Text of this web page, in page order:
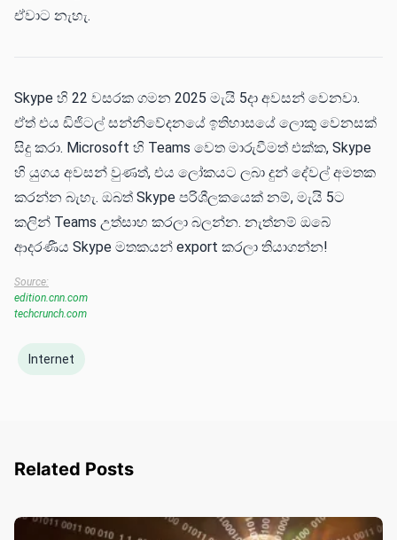
ඒවාට නැහැ.
Skype හි 22 වසරක ගමන 2025 මැයි 5දා අවසන් වෙනවා.
ඒත් එය ඩිජිටල් සන්නිවේදනයේ ඉතිහාසයේ ලොකු වෙනසක්
සිදු කරා. Microsoft හි Teams වෙත මාරුවීමත් එක්ක, Skype
හි යුගය අවසන් වුණත්, එය ලෝකයට ලබා දුන් දේවල් අමතක
කරන්න බැහැ. ඔබත් Skype පරිශීලකයෙක් නම්, මැයි 5ට
කලින් Teams උත්සාහ කරලා බලන්න. නැත්නම් ඔබේ
ආදරණීය Skype මතකයන් export කරලා තියාගන්න!
Source:
edition.cnn.com
techcrunch.com
Internet
Related Posts